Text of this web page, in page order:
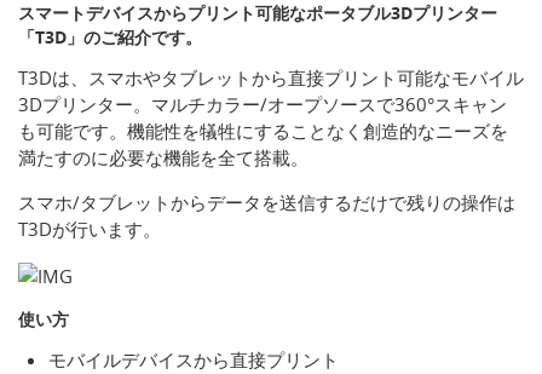
スマートデバイスからプリント可能なポータブル3Dプリンター
「T3D」のご紹介です。
T3Dは、スマホやタブレットから直接プリント可能なモバイル
3Dプリンター。マルチカラー/オープソースで360°スキャン
も可能です。機能性を犠牲にすることなく創造的なニーズを
満たすのに必要な機能を全て搭載。
スマホ/タブレットからデータを送信するだけで残りの操作は
T3Dが行います。
使い方
モバイルデバイスから直接プリント